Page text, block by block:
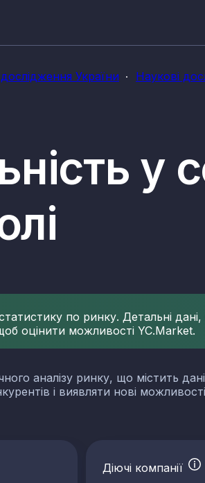
України Наукові
у
по ринку. Детальні
оцінити можливості YC.Market.
аналізу ринку, що містить
і виявляти нові
Діючі компанії